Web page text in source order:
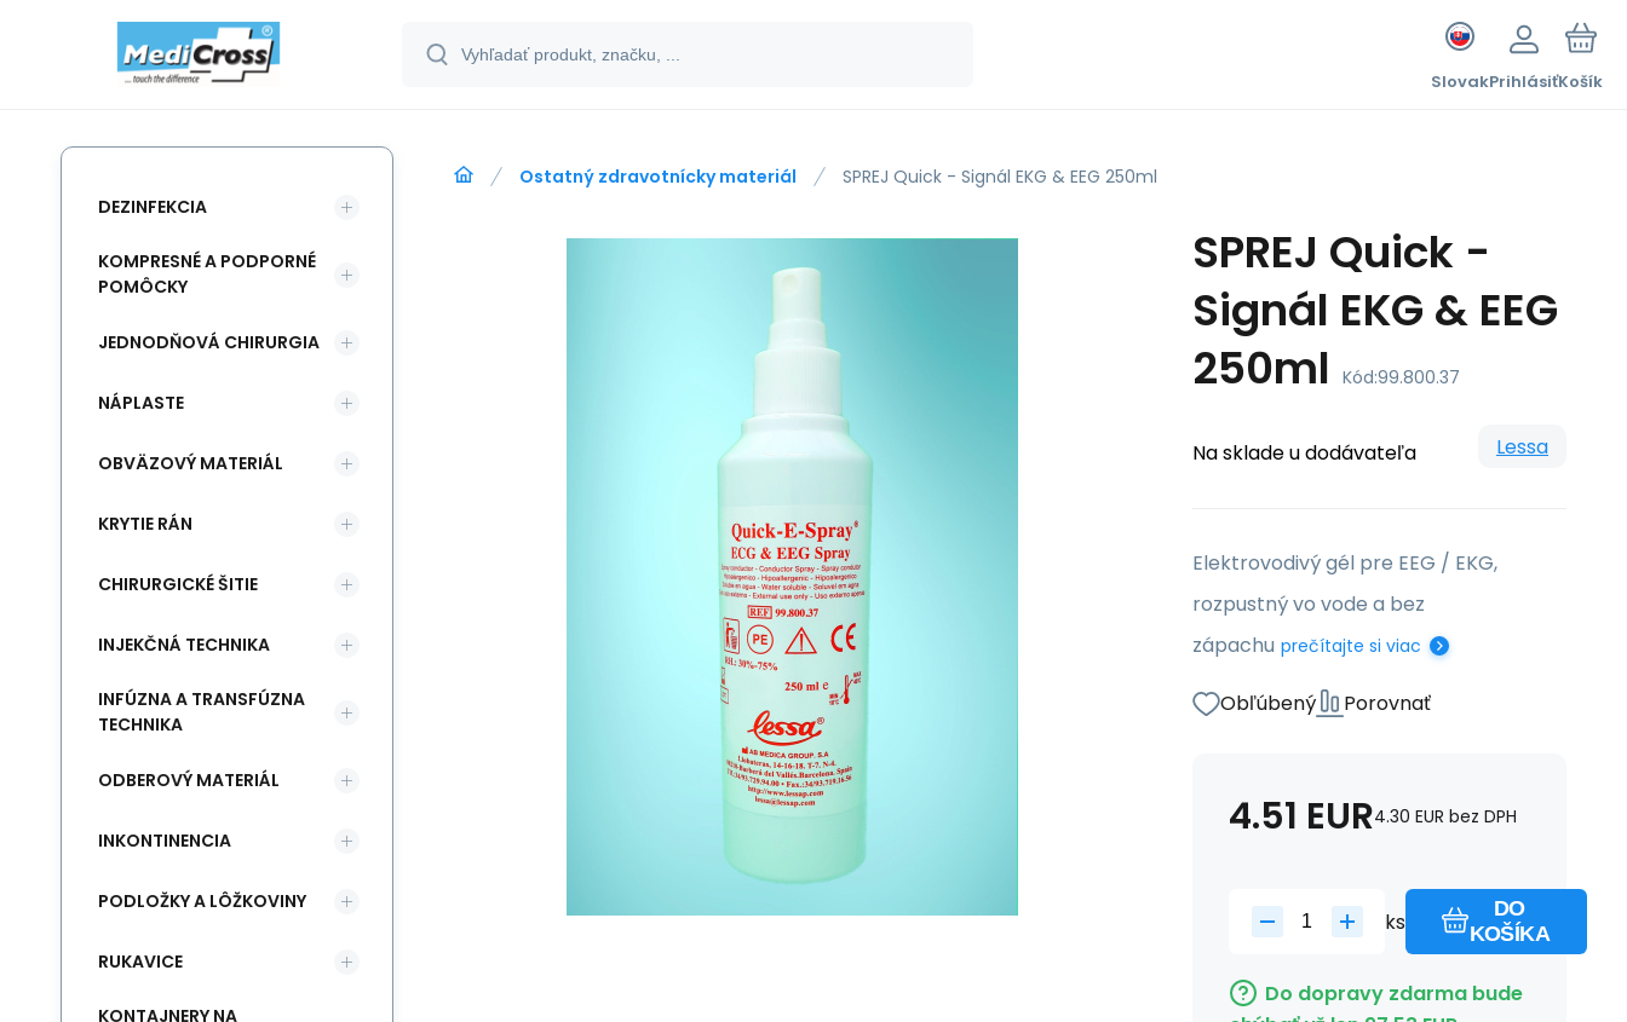
SlovakPrihlásiťKošík
Ostatný zdravotnícky materiál SPREJ Quick - Signál EKG & EEG 250ml
SPREJ Quick -
Signál EKG & EEG
250ml Kód:99.800.37
Na sklade u dodávateľa Lessa
Elektrovodivý gél pre EEG / EKG,
rozpustný vo vode a bez
zápachu prečítajte si viac
Obľúbený Porovnať
4.51 EUR4.30 EUR bez DPH
ks
DO
KOŠÍKA
Do dopravy zdarma bude
DEZINFEKCIA
KOMPRESNÉ A PODPORNÉ
POMÔCKY
JEDNODŇOVÁ CHIRURGIA
NÁPLASTE
OBVÄZOVÝ MATERIÁL
KRYTIE RÁN
CHIRURGICKÉ ŠITIE
INJEKČNÁ TECHNIKA
INFÚZNA A TRANSFÚZNA
TECHNIKA
ODBEROVÝ MATERIÁL
INKONTINENCIA
PODLOŽKY A LÔŽKOVINY
RUKAVICE
KONTAJNERY NA